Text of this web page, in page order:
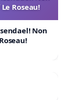
Roseau!
Non